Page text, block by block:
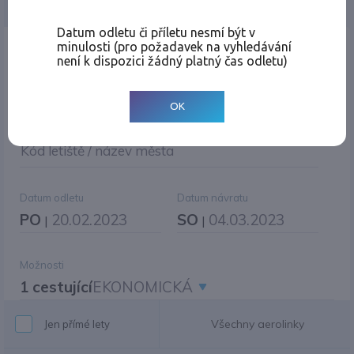
Místo odletu
Kód letiště / název města
Datum odletu
PO | 20.02.2023
Datum návratu
SO | 04.03.2023
Možnosti
1 cestujícíEKONOMICKÁ
Jen přímé lety Všechny aerolinky
Datum odletu či příletu nesmí být v
minulosti (pro požadavek na vyhledávání
není k dispozici žádný platný čas odletu)
OK